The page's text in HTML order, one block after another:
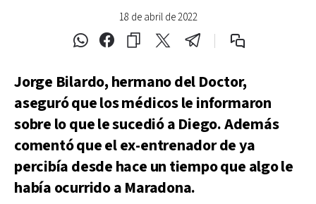
18 de abril de 2022
Jorge Bilardo, hermano del Doctor,
aseguró que los médicos le informaron
sobre lo que le sucedió a Diego. Además
comentó que el ex-entrenador de ya
percibía desde hace un tiempo que algo le
había ocurrido a Maradona.